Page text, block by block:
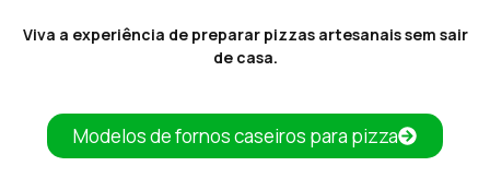
Viva a experiência de preparar pizzas artesanais sem sair
de casa.
Modelos de fornos caseiros para pizza